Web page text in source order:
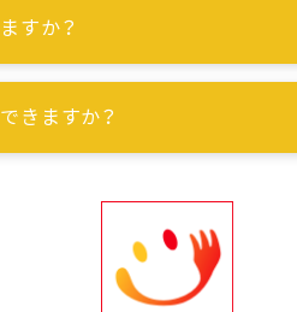
すか？
できますか？